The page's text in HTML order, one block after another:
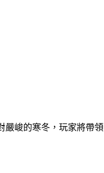
嚴峻的寒冬，玩家將帶